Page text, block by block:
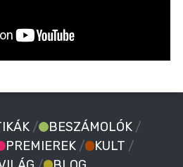
/ BESZÁMOLÓK /
PREMIEREK / KULT /